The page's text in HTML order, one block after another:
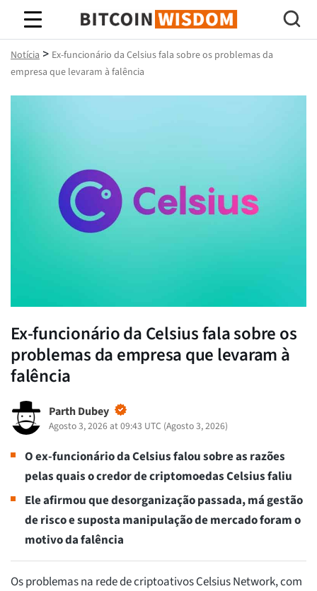
Sabedoria do Bitcoin
Notícia > Ex-funcionário da Celsius fala sobre os problemas da
empresa que levaram à falência
Ex-funcionário da Celsius fala sobre os
problemas da empresa que levaram à
falência
Parth Dubey
Agosto 3, 2026 at 09:43 UTC (Agosto 3, 2026)
O ex-funcionário da Celsius falou sobre as razões
pelas quais o credor de criptomoedas Celsius faliu
Ele afirmou que desorganização passada, má gestão
de risco e suposta manipulação de mercado foram o
motivo da falência
Os problemas na rede de criptoativos Celsius Network, com